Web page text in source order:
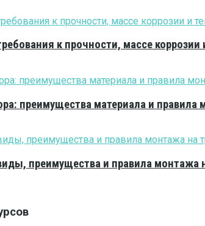
к прочности, массе коррозии
преимущества материала и правила
преимущества и правила монтажа